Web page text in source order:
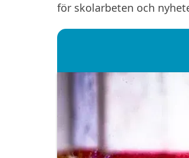
för skolarbeten och